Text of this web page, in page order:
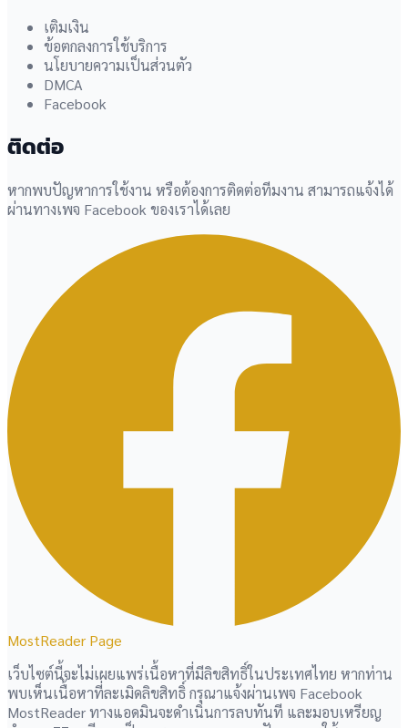
เติมเงิน
ข้อตกลงการใช้บริการ
นโยบายความเป็นส่วนตัว
DMCA
Facebook
ติดต่อ
หากพบปัญหาการใช้งาน หรือต้องการติดต่อทีมงาน สามารถแจ้งได้
ผ่านทางเพจ Facebook ของเราได้เลย
MostReader Page
เว็บไซต์นี้จะไม่เผยแพร่เนื้อหาที่มีลิขสิทธิ์ในประเทศไทย หากท่าน
พบเห็นเนื้อหาที่ละเมิดลิขสิทธิ์ กรุณาแจ้งผ่านเพจ Facebook
MostReader ทางแอดมินจะดำเนินการลบทันที และมอบเหรียญ